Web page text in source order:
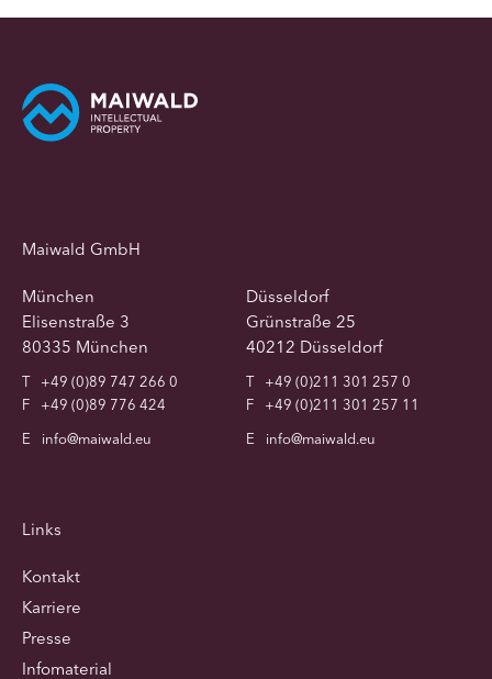
Maiwald GmbH
München
Elisenstraße 3
80335 München
T
+49 (0)89 747 266 0
F
+49 (0)89 776 424
E
info@maiwald.eu
Düsseldorf
Grünstraße 25
40212 Düsseldorf
T
+49 (0)211 301 257 0
F
+49 (0)211 301 257 11
E
info@maiwald.eu
Links
Kontakt
Karriere
Presse
Infomaterial